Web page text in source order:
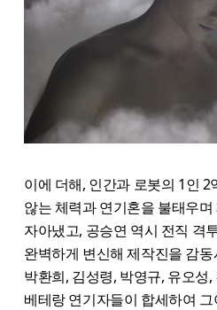
이에 더해, 인간과 로봇의 1인
않는 체력과 연기혼을 불태우
자아냈고, 공승연 역시 전직 격
완벽하게 변신해 제작진을 감
박환희, 김성령, 박영규, 유오성
베테랑 연기자들이 합세하여